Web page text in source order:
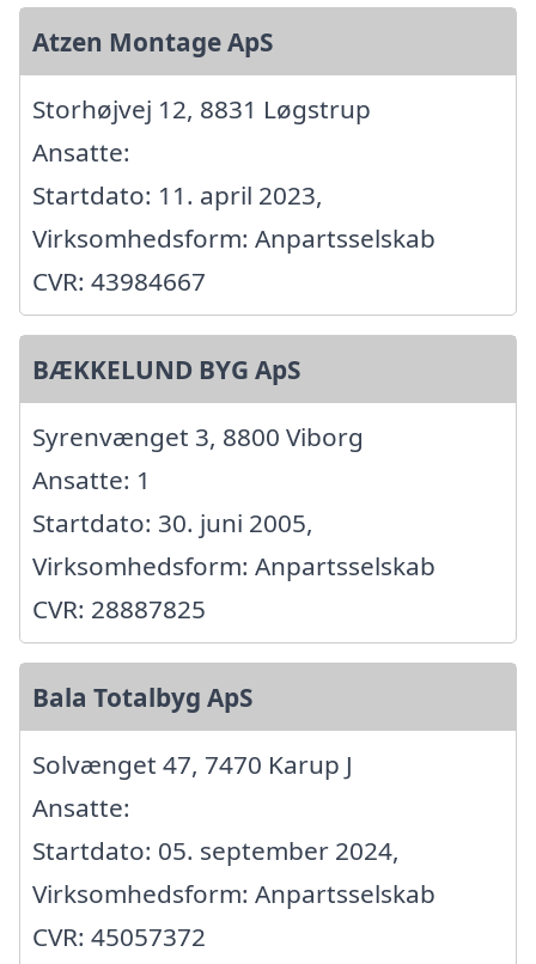
Atzen Montage ApS
Storhøjvej 12, 8831 Løgstrup
Ansatte:
Startdato: 11. april 2023,
Virksomhedsform: Anpartsselskab
CVR: 43984667
BÆKKELUND BYG ApS
Syrenvænget 3, 8800 Viborg
Ansatte: 1
Startdato: 30. juni 2005,
Virksomhedsform: Anpartsselskab
CVR: 28887825
Bala Totalbyg ApS
Solvænget 47, 7470 Karup J
Ansatte:
Startdato: 05. september 2024,
Virksomhedsform: Anpartsselskab
CVR: 45057372